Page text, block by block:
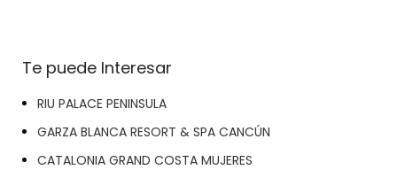
Te puede Interesar
RIU PALACE PENINSULA
GARZA BLANCA RESORT & SPA CANCÚN
CATALONIA GRAND COSTA MUJERES